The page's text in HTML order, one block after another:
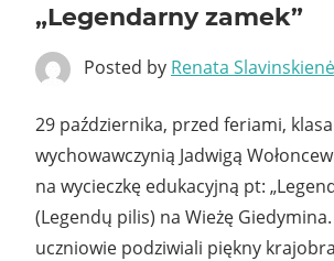
„Legendarny zamek”
Posted by Renata Slavinskienė
29 października, przed feriami,
wychowawczynią Jadwigą
na wycieczkę edukacyjną pt:
(Legendų pilis) na Wieżę
uczniowie podziwiali piękny